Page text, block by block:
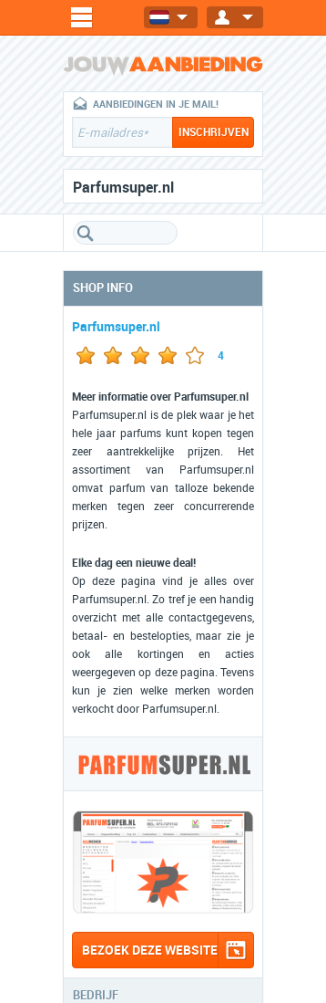
AANBIEDINGEN IN JE MAIL!
Parfumsuper.nl
SHOP INFO
Parfumsuper.nl
4
Meer informatie over Parfumsuper.nl
Parfumsuper.nl is de plek waar je het
hele jaar parfums kunt kopen tegen
zeer aantrekkelijke prijzen. Het
assortiment van Parfumsuper.nl
omvat parfum van talloze bekende
merken tegen zeer concurrerende
prijzen.
Elke dag een nieuwe deal!
Op deze pagina vind je alles over
Parfumsuper.nl. Zo tref je een handig
overzicht met alle contactgegevens,
betaal- en bestelopties, maar zie je
ook alle kortingen en acties
weergegeven op deze pagina. Tevens
kun je zien welke merken worden
verkocht door Parfumsuper.nl.
BEZOEK DEZE WEBSITE
BEDRIJF